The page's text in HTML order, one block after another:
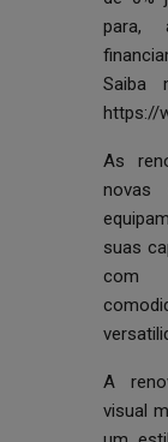
para,
Saiba
https://
As
novas
suas
com
A
visual